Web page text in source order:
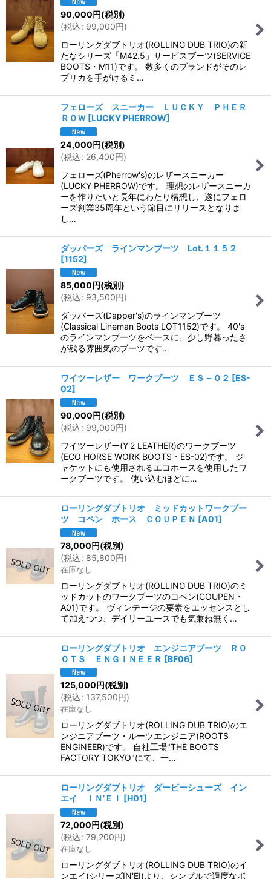
90,000円(税別)
(税込: 99,000円)
ローリングダブトリオ(ROLLING DUB TRIO)の新
たなシリーズ「M42.5」サービスブーツ(SERVICE
BOOTS・M11)です。 数多くのブランドがそのレ
プリカを手がけるミ…
フェローズ スニーカー ＬＵＣＫＹ ＰＨＥＲ
ＲＯＷ [LUCKY PHERROW]
24,000円(税別)
(税込: 26,400円)
フェローズ(Pherrow's)のレザースニーカー
(LUCKY PHERROW)です。 理想のレザースニーカ
ーを作りたいと長年にわたり構想し、遂にフェロ
ーズ創業35周年という節目にリリースとなりま
し…
ダッパーズ ラインマンブーツ Lot.１１５２
[1152]
85,000円(税別)
(税込: 93,500円)
ダッパーズ(Dapper's)のラインマンブーツ
(Classical Lineman Boots LOT1152)です。 40's
のラインマンブーツをベースに、少し野暮ったさ
が残る雰囲気のブーツです…
ワイツーレザー ワークブーツ ＥＳ－０２ [ES-
02]
90,000円(税別)
(税込: 99,000円)
ワイツーレザー(Y'2 LEATHER)のワークブーツ
(ECO HORSE WORK BOOTS・ES-02)です。 ジ
ャケットにも使用されるエコホースを使用したワ
ークブーツです。 使い込むほどに…
ローリングダブトリオ ミッドカットワークブー
ツ コペン ホース ＣＯＵＰＥＮ [A01]
78,000円(税別)
(税込: 85,800円)
在庫なし
ローリングダブトリオ(ROLLING DUB TRIO)のミ
ッドカットのワークブーツのコペン(COUPEN・
A01)です。 ヴィンテージの要素をエッセンスとし
て加えつつ、デイリーユースでも気兼ね無く…
ローリングダブトリオ エンジニアブーツ ＲＯ
ＯＴＳ ＥＮＧＩＮＥＥＲ [BF06]
125,000円(税別)
(税込: 137,500円)
在庫なし
ローリングダブトリオ(ROLLING DUB TRIO)のエ
ンジニアブーツ・ルーツエンジニア(ROOTS
ENGINEER)です。 自社工場"THE BOOTS
FACTORY TOKYO"にて、一…
ローリングダブトリオ ダービーシューズ イン
エイ ＩＮ’ＥＩ [H01]
72,000円(税別)
(税込: 79,200円)
在庫なし
ローリングダブトリオ(ROLLING DUB TRIO)のイ
ンエイ(シリーズIN'EI)より、シンプルで適度なボ